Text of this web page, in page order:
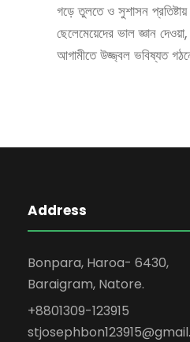
গড়ে তুলতে ও সুশাসন প্রতিষ্টায়
ছেলেমেয়েদের ভাল জ্ঞান
আগামীতে উজ্জ্বল ভবিষ্যত
Address
Bonpara, Haroa- 6430,
Baraigram, Natore.
+8801309-123915